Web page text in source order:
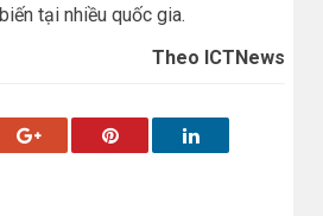
tại nhiều quốc gia.
Theo ICTNews
Google+ Pinterest LinkedIn